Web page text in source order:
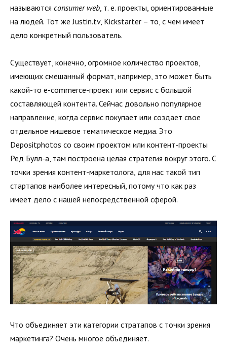
называются consumer web, т. е. проекты, ориентированные
на людей. Тот же Justin.tv, Kickstarter – то, с чем имеет
дело конкретный пользователь.
Существует, конечно, огромное количество проектов,
имеющих смешанный формат, например, это может быть
какой-то e-commerce-проект или сервис с большой
составляющей контента. Сейчас довольно популярное
направление, когда сервис покупает или создает свое
отдельное нишевое тематическое медиа. Это
Depositphotos со своим проектом или контент-проекты
Ред Булл-а, там построена целая стратегия вокруг этого. С
точки зрения контент-маркетолога, для нас такой тип
стартапов наиболее интересный, потому что как раз
имеет дело с нашей непосредственной сферой.
Что объединяет эти категории стратапов с точки зрения
маркетинга? Очень многое объединяет.